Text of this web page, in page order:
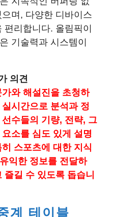
며, 다양한 디바이스
리합니다. 올림픽이
기술력과 시스템이
의견
와 해설진을 초청하
시간으로 분석과 정
수들의 기량, 전략, 그
소를 심도 있게 설명
스포츠에 대한 지식
익한 정보를 전달하
길 수 있도록 돕습니
계 테이블